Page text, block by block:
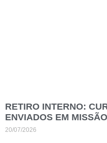
RETIRO INTERNO:
ENVIADOS EM MISSÃO
20/07/2026